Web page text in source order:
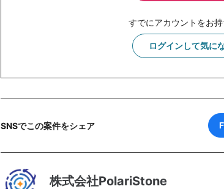
すでにアカウントをお
ログインして気に
SNSでこの案件をシェア
株式会社PolariStone